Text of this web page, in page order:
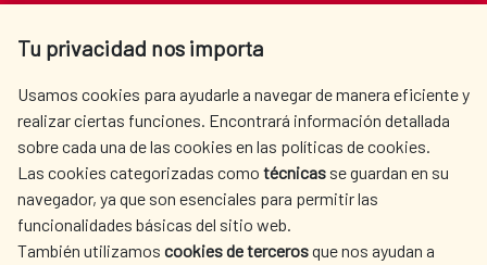
Tu privacidad nos importa
Usamos cookies para ayudarle a navegar de manera eficiente y
realizar ciertas funciones. Encontrará información detallada
sobre cada una de las cookies en las políticas de cookies.
Las cookies categorizadas como técnicas se guardan en su
navegador, ya que son esenciales para permitir las
funcionalidades básicas del sitio web.
También utilizamos cookies de tercerosque nos ayudan a
Tel. +34 900 20 30 54​​​​​​​
AECID
OÙ NOUS COOPÉRONS
L'ACTION HUMANITAIRE
ESPAGNOLE
SALLE DE PRESSE
CULTURE ET SCIENCE BIBLIOTHÈQUE